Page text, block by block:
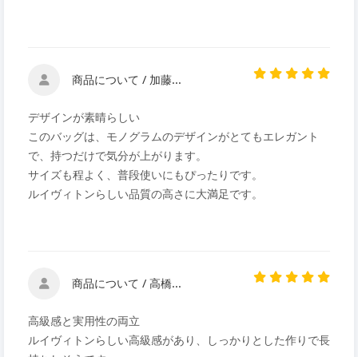
商品について / 加藤...
デザインが素晴らしい
このバッグは、モノグラムのデザインがとてもエレガント
で、持つだけで気分が上がります。
サイズも程よく、普段使いにもぴったりです。
ルイヴィトンらしい品質の高さに大満足です。
商品について / 高橋...
高級感と実用性の両立
ルイヴィトンらしい高級感があり、しっかりとした作りで長